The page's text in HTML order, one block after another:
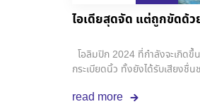
ไอเดียสุดจัด แต่ถูกขัดด้ว
โอลิมปิก 2024 ที่กำลังจะเกิดขึ้
กระเบียดนิ้ว ทั้งยังได้รับเสียงชื่
“แม่น้ำแซน” ในพิธีเปิดและการ
read more